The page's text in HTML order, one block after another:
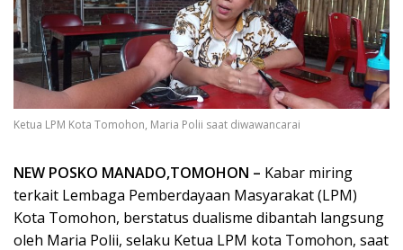
Ketua LPM Kota Tomohon, Maria Polii saat diwawancarai
NEW POSKO MANADO,TOMOHON – Kabar miring
terkait Lembaga Pemberdayaan Masyarakat (LPM)
Kota Tomohon, berstatus dualisme dibantah langsung
oleh Maria Polii, selaku Ketua LPM kota Tomohon, saat